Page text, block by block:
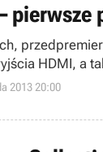
pierwsze
HDMI, a
2013 20:00